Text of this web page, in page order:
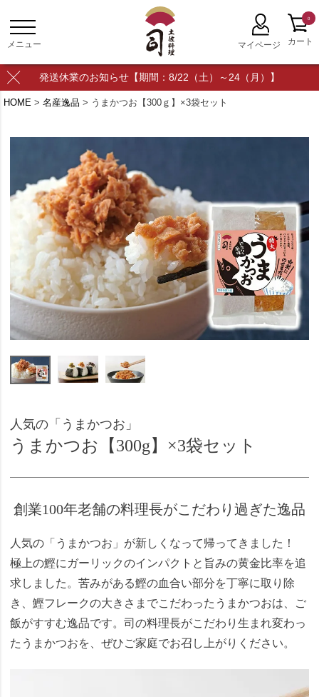
発送休業のお知らせ【期間：8/22（土）～24（月）】
0
HOME 名産逸品 うまかつお【300ｇ】×3袋セット
人気の「うまかつお」
うまかつお【300g】×3袋セット
創業100年老舗の料理長がこだわり過ぎた逸品
人気の「うまかつお」が新しくなって帰ってきました！
極上の鰹にガーリックのインパクトと旨みの黄金比率を追
求しました。苦みがある鰹の血合い部分を丁寧に取り除
き、鰹フレークの大きさまでこだわったうまかつおは、ご
飯がすすむ逸品です。司の料理長がこだわり生まれ変わっ
たうまかつおを、ぜひご家庭でお召し上がりください。